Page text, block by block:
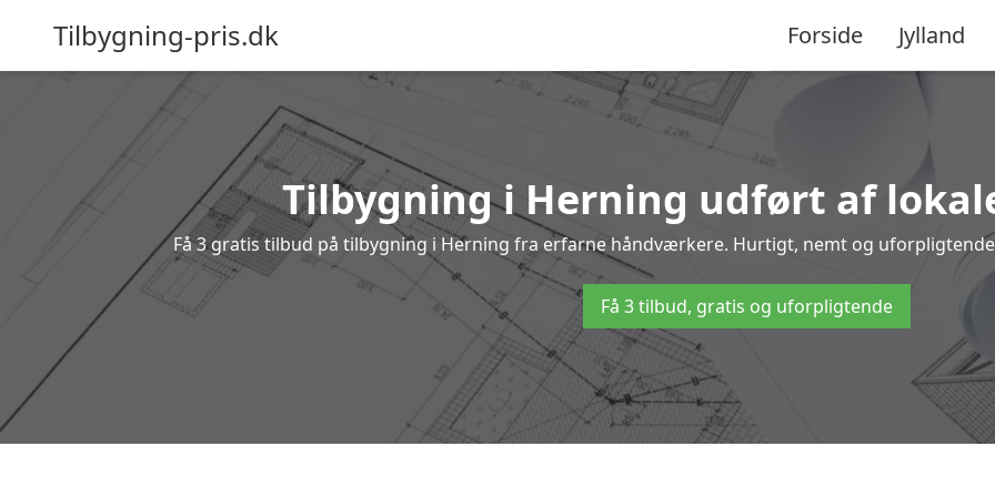
Tilbygning-pris.dk Forside Jylland
Tilbygning i Herning udført af
Få 3 gratis tilbud på tilbygning i Herning fra erfarne håndværkere. Hurtigt, nemt og
Få 3 tilbud, gratis og uforpligtende